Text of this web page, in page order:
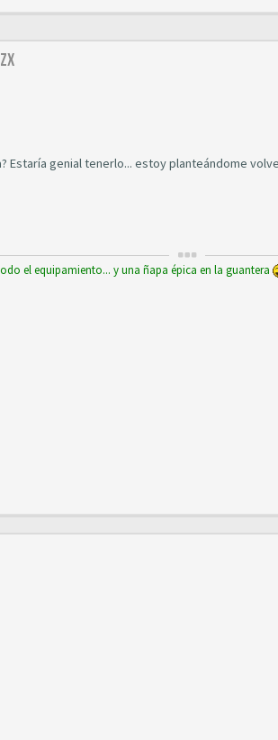
Estaría genial tenerlo... estoy planteándome
el equipamiento... y una ñapa épica en la guantera